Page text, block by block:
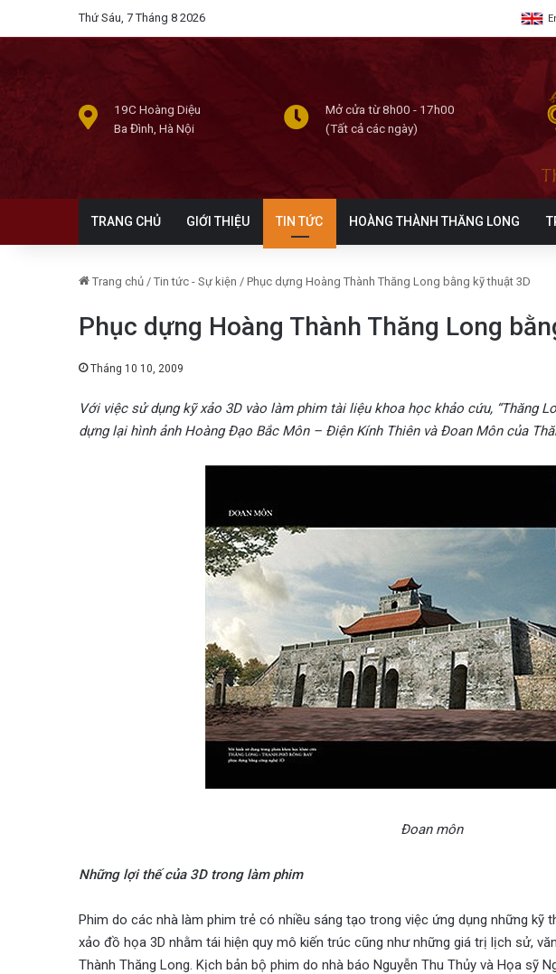
Thứ Sáu, 7 Tháng 8 2026
19C Hoàng Diệu
Ba Đình, Hà Nội
Mở cửa từ 8h00 - 17h00
(Tất cả các ngày)
TRANG CHỦ GIỚI THIỆU TIN TỨC HOÀNG THÀNH THĂNG LONG
Trang chủ / Tin tức - Sự kiện / Phục dựng Hoàng Thành Thăng Long bằng kỹ thuật 3D
Phục dựng Hoàng Thành Thăng Long
Tháng 10 10, 2009
Với việc sử dụng kỹ xảo 3D vào làm phim tài liệu khoa học khảo cứu, “Thăng
dựng lại hình ảnh Hoàng Đạo Bắc Môn – Điện Kính Thiên và Đoan Môn của
Đoan môn
Những lợi thế của 3D trong làm phim
Phim do các nhà làm phim trẻ có nhiều sáng tạo trong việc ứng dụng những kỹ
xảo đồ họa 3D nhằm tái hiện quy mô kiến trúc cũng như những giá trị lịch sử,
Thành Thăng Long. Kịch bản bộ phim do nhà báo Nguyễn Thu Thủy và Họa sỹ